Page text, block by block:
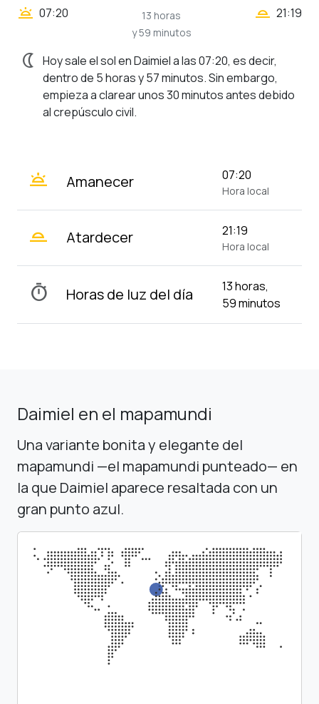
wb_twilight 07:20
13 horas
y 59 minutos
wb_twilight_2 21:19
nightlight Hoy sale el sol en Daimiel a las 07:20, es decir,
dentro de 5 horas y 57 minutos. Sin embargo,
empieza a clarear unos 30 minutos antes debido
al crepúsculo civil.
wb_twilight Amanecer 07:20
Hora local
wb_twilight_2 Atardecer 21:19
Hora local
timer Horas de luz del día
13 horas,
59 minutos
Daimiel en el mapamundi
Una variante bonita y elegante del
mapamundi —el mapamundi punteado— en
la que Daimiel aparece resaltada con un
gran punto azul.